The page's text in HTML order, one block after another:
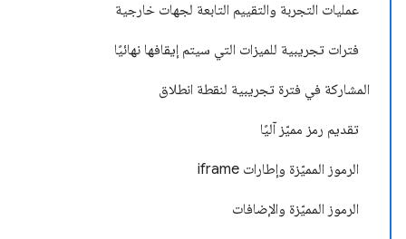
عمليات التجربة والتقييم التابعة لجهات خارجية
فترات تجريبية للميزات التي سيتم إيقافها نهائيًا
المشاركة في فترة تجريبية لنقطة انطلاق
تقديم رمز مميّز آليًا
الرموز المميّزة وإطارات iframe
الرموز المميّزة والإضافات